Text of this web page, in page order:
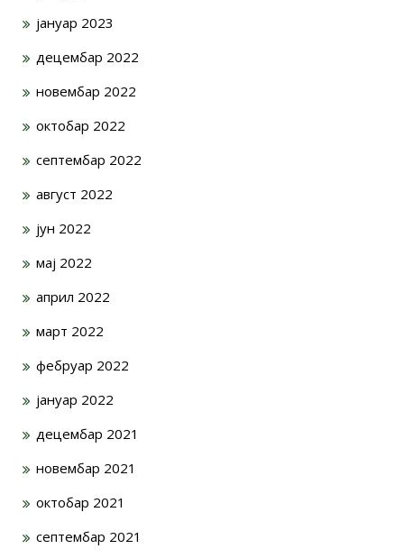
јануар 2023
децембар 2022
новембар 2022
октобар 2022
септембар 2022
август 2022
јун 2022
мај 2022
април 2022
март 2022
фебруар 2022
јануар 2022
децембар 2021
новембар 2021
октобар 2021
септембар 2021